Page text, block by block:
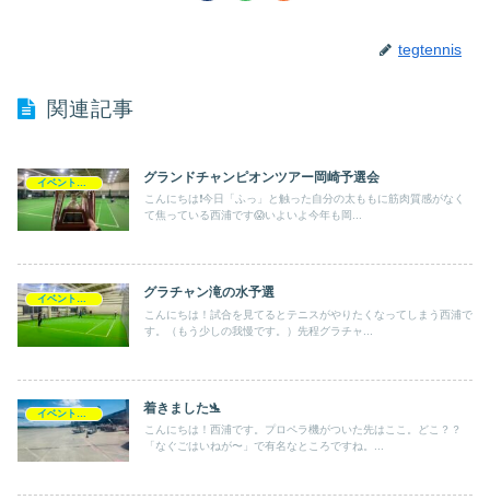
tegtennis
関連記事
グランドチャンピオンツアー岡崎予選会
こんにちは❗️今日「ふっ」と触った自分の太ももに筋肉質感がなく
て焦っている西浦です😱いよいよ今年も岡...
グラチャン滝の水予選
こんにちは！試合を見てるとテニスがやりたくなってしまう西浦で
す。（もう少しの我慢です。）先程グラチャ...
イベントレッスン会 着きました🛬
こんにちは！西浦です。プロペラ機がついた先はここ。どこ？？
「なぐごはいねが〜」で有名なところですね。...